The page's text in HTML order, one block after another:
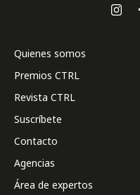
Quienes somos
Premios CTRL
Revista CTRL
Suscríbete
Contacto
Agencias
Área de expertos